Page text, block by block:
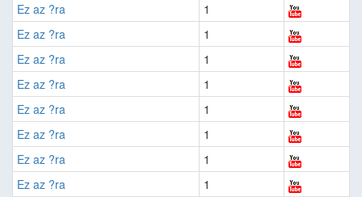
Ez az ?ra
1
Ez az ?ra
1
Ez az ?ra
1
Ez az ?ra
1
Ez az ?ra
1
Ez az ?ra
1
Ez az ?ra
1
Ez az ?ra
1